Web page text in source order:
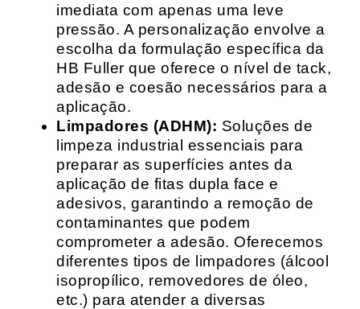
imediata com apenas uma leve
pressão. A personalização envolve a
escolha da formulação específica da
HB Fuller que oferece o nível de tack,
adesão e coesão necessários para a
aplicação.
Limpadores (ADHM): Soluções de
limpeza industrial essenciais para
preparar as superfícies antes da
aplicação de fitas dupla face e
adesivos, garantindo a remoção de
contaminantes que podem
comprometer a adesão. Oferecemos
diferentes tipos de limpadores (álcool
isopropílico, removedores de óleo,
etc.) para atender a diversas